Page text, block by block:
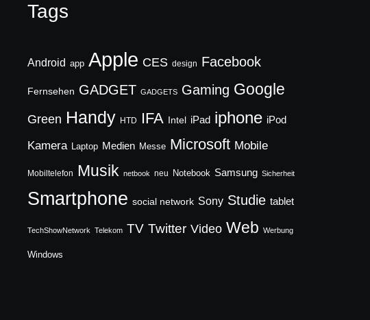
Tags
Android app Apple CES design Facebook
Fernsehen GADGET GADGETS Gaming Google
Green Handy HTD IFA Intel iPad iphone iPod
Kamera Laptop Medien Messe Microsoft Mobile
Mobiltelefon Musik netbook neu Notebook Samsung Sicherheit
Smartphone social network Sony Studie tablet
TechShowNetwork Telekom TV Twitter Video Web Werbung
Windows